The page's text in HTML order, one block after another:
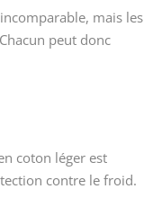
mais les
peut donc
coton léger est
contre le froid.